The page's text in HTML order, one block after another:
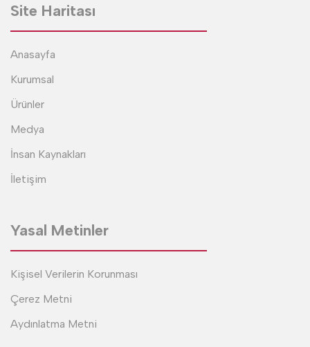
Site Haritası
Anasayfa
Kurumsal
Ürünler
Medya
İnsan Kaynakları
İletişim
Yasal Metinler
Kişisel Verilerin Korunması
Çerez Metni
Aydınlatma Metni